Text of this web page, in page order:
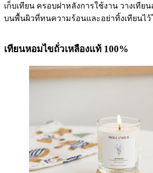
เก็บเทียน ครอบฝาหลังการใช้งาน วางเทีย
บนพื้นผิวที่ทนความร้อนและอย่าทิ้งเทียนไ
เทียนหอมไขถั่วเหลืองแท้ 100%